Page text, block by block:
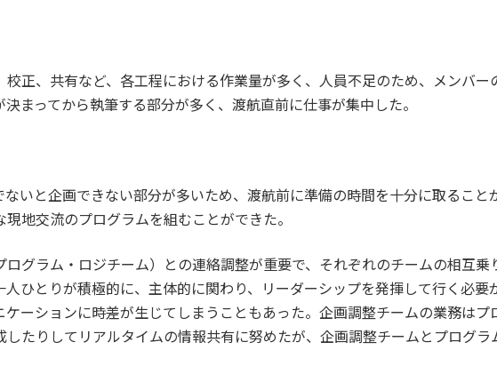
正、共有など、各工程における作業量が多く、人員不足のため、メンバー
まってから執筆する部分が多く、渡航直前に仕事が集中した。
いと企画できない部分が多いため、渡航前に準備の時間を十分に取ること
地交流のプログラムを組むことができた。
グラム・ロジチーム）との連絡調整が重要で、それぞれのチームの相互乗
ひとりが積極的に、主体的に関わり、リーダーシップを発揮して行く必要
ーションに時差が生じてしまうこともあった。企画調整チームの業務はプ
たりしてリアルタイムの情報共有に努めたが、企画調整チームとプログ